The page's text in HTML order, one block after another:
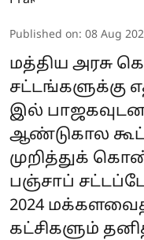
Published on: 08 Aug
மத்திய அரசு
சட்டங்களுக்கு
இல்
ஆண்டுகால
முறித்துக்
பஞ்சாப்
2024
கட்சிகளும்